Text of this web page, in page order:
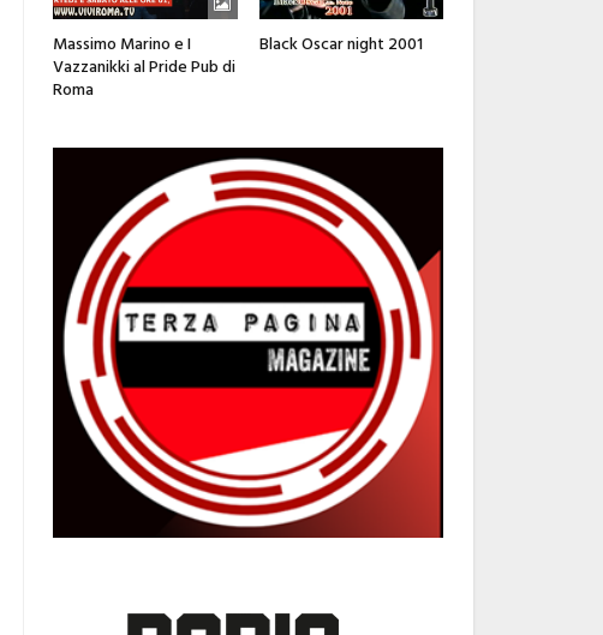
Massimo Marino e I
Vazzanikki al Pride Pub di
Roma
Black Oscar night 2001